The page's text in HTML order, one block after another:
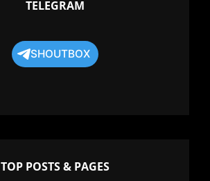
TELEGRAM
SHOUTBOX
TOP POSTS & PAGES